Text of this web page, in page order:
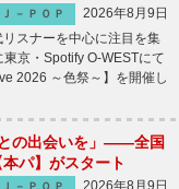
Ｊ－ＰＯＰ
2026年8月9日
スナーを中心に注目を集
京・Spotify O-WESTにて
2026 ～色祭～】を開催し
との出会いを」――全国
パ】がスタート
Ｊ－ＰＯＰ
2026年8月9日